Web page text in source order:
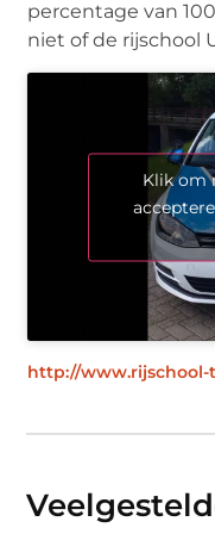
percentage van
niet of de rijschool
Klik om
http://www.rijschool-